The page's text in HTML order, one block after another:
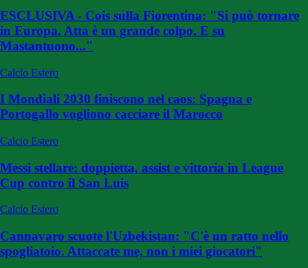
ESCLUSIVA - Cois sulla Fiorentina: "Si può tornare
in Europa. Atta è un grande colpo. E su
Mastantuono..."
Calcio Estero
I Mondiali 2030 finiscono nel caos: Spagna e
Portogallo vogliono cacciare il Marocco
Calcio Estero
Messi stellare: doppietta, assist e vittoria in League
Cup contro il San Luis
Calcio Estero
Cannavaro scuote l'Uzbekistan: "C'è un ratto nello
spogliatoio. Attaccate me, non i miei giocatori"